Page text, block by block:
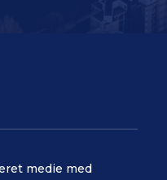
medie med